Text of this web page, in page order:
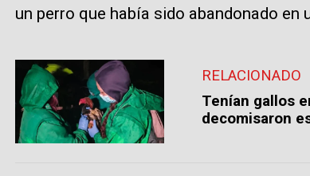
un perro que había sido abandonado en
RELACIONADO
Tenían gallos
decomisaron